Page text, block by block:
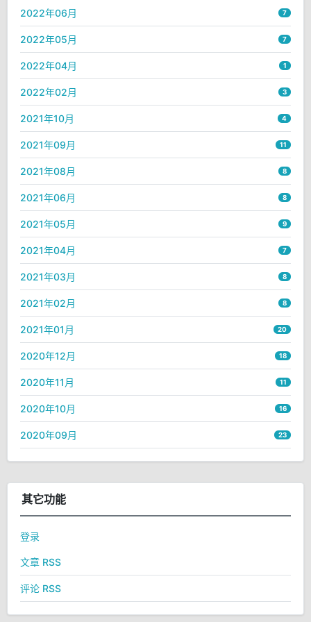
2022年06月 7
2022年05月 7
2022年04月 1
2022年02月 3
2021年10月 4
2021年09月 11
2021年08月 8
2021年06月 8
2021年05月 9
2021年04月 7
2021年03月 8
2021年02月 8
2021年01月 20
2020年12月 18
2020年11月 11
2020年10月 16
2020年09月 23
其它功能
登录
文章 RSS
评论 RSS